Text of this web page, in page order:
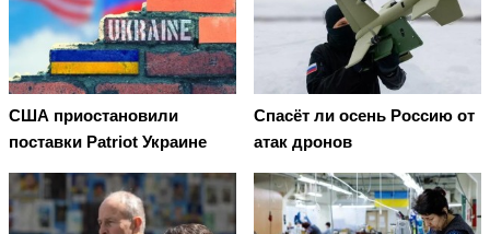
США приостановили
поставки Patriot Украине
Спасёт ли осень Россию от
атак дронов